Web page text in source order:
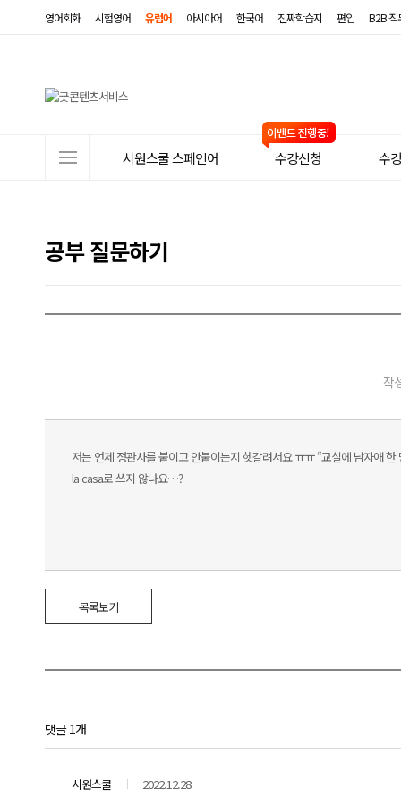
영어회화 시험영어 유럽어 아시아어 한국어 진짜학습지 편입 B2B·
뉴
시원스쿨 스페인어 수강신청 수
공부 질문하기
작
저는 언제 정관사를 붙이고 안붙이는지 헷갈려서요 ㅠㅠ “교실에 남자애
la casa로 쓰지 않나요…?
목록보기
댓글 1개
시원스쿨
2022.12.28